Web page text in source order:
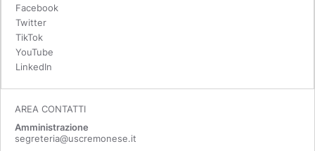
Facebook
Twitter
TikTok
YouTube
LinkedIn
AREA CONTATTI
Amministrazione
segreteria@uscremonese.it